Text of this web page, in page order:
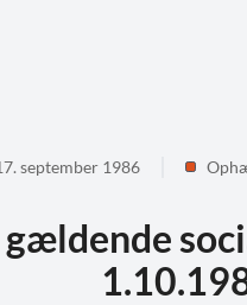
september 1986